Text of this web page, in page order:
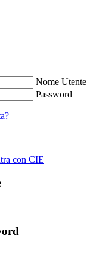
Nome Utente
Password
con CIE